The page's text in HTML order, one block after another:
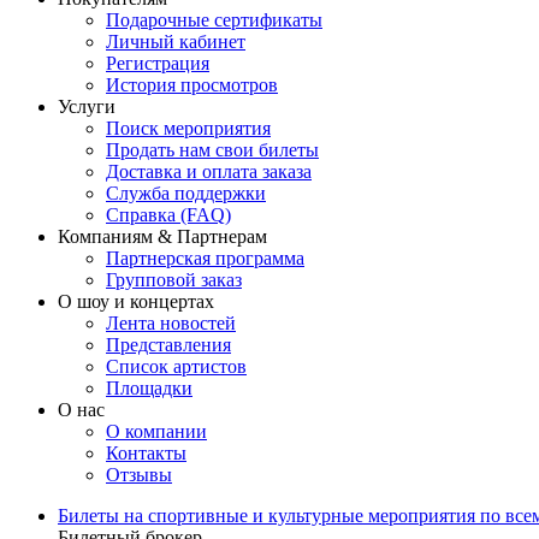
Подарочные сертификаты
Личный кабинет
Регистрация
История просмотров
Услуги
Поиск мероприятия
Продать нам свои билеты
Доставка и оплата заказа
Служба поддержки
Справка (FAQ)
Компаниям & Партнерам
Партнерская программа
Групповой заказ
О шоу и концертах
Лента новостей
Представления
Список артистов
Площадки
О нас
О компании
Контакты
Отзывы
Билеты на спортивные и культурные мероприятия по